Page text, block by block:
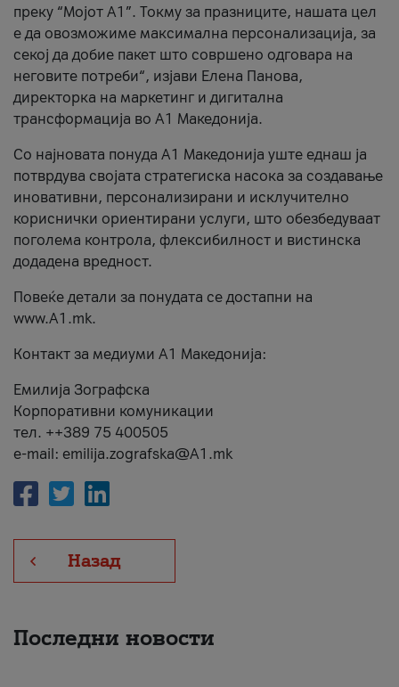
преку “Мојот А1”. Токму за празниците, нашата цел
е да овозможиме максимална персонализација, за
секој да добие пакет што совршено одговара на
неговите потреби“, изјави Елена Панова,
директорка на маркетинг и дигитална
трансформација во А1 Македонија.
Со најновата понуда А1 Македонија уште еднаш ја
потврдува својата стратегиска насока за создавање
иновативни, персонализирани и исклучително
кориснички ориентирани услуги, што обезбедуваат
поголема контрола, флексибилност и вистинска
додадена вредност.
Повеќе детали за понудата се достапни на
www.А1.mk.
Контакт за медиуми А1 Македонија:
Емилија Зографска
Корпоративни комуникации
тел. ++389 75 400505
e-mail: emilija.zografska@A1.mk
Назад
Последни новости